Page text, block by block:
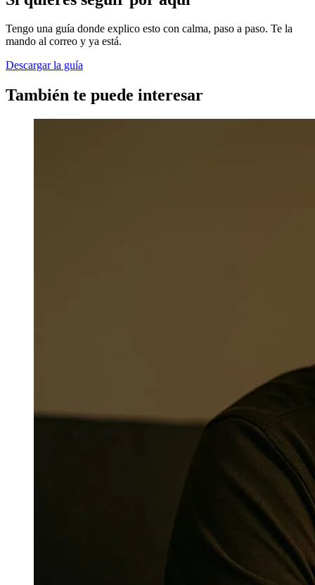
Tengo una guía donde explico esto con calma, paso a paso. Te la
mando al correo y ya está.
Descargar la guía
También te puede interesar